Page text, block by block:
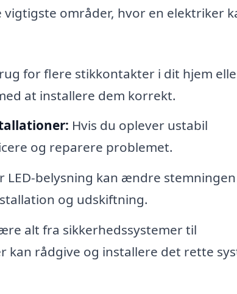
områder, hvor en elektriker
for flere stikkontakter i dit hjem
at installere dem korrekt.
Hvis du oplever ustabil
og reparere problemet.
LED-belysning kan ændre
og udskiftning.
alt fra sikkerhedssystemer til
rådgive og installere det rette